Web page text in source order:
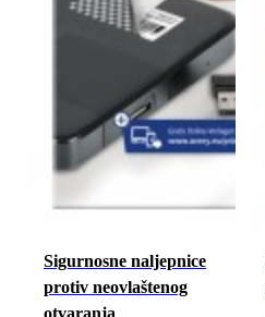
Sigurnosne naljepnice
protiv neovlaštenog